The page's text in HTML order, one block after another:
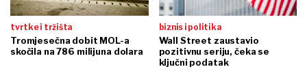
tvrtke i tržišta
Tromjesečna dobit MOL-a
skočila na 786 milijuna dolara
biznis i politika
Wall Street zaustavio
pozitivnu seriju, čeka se
ključni podatak